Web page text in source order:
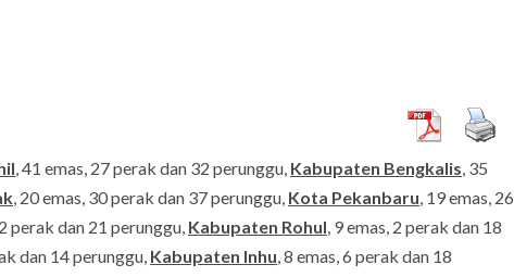
, 41 emas, 27 perak dan 32 perunggu, Kabupaten Bengkalis , 35
, 20 emas, 30 perak dan 37 perunggu, Kota Pekanbaru , 19 emas, 26
perak dan 21 perunggu, Kabupaten Rohul , 9 emas, 2 perak dan 18
dan 14 perunggu, Kabupaten Inhu , 8 emas, 6 perak dan 18
ARTIKEL PENDIDIKAN
Pentingnya Muatan Moral dalam Kurikulum
Daerah Kabupaten Indragiri Hilir